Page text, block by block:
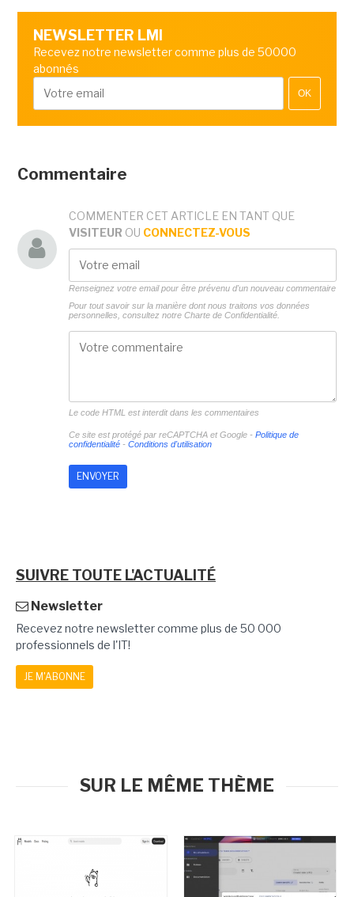
NEWSLETTER LMI
Recevez notre newsletter comme plus de 50000
abonnés
OK
Commentaire
COMMENTER CET ARTICLE EN TANT QUE
VISITEUR OU CONNECTEZ-VOUS
Renseignez votre email pour être prévenu d'un nouveau commentaire
Pour tout savoir sur la manière dont nous traitons vos données
personnelles, consultez notre Charte de Confidentialité.
Le code HTML est interdit dans les commentaires
Ce site est protégé par reCAPTCHA et Google - Politique de
confidentialité- Conditions d'utilisation
SUIVRE TOUTE L'ACTUALITÉ
Newsletter
Recevez notre newsletter comme plus de 50 000
professionnels de l'IT!
JE M'ABONNE
SUR LE MÊME THÈME